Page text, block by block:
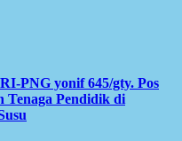
PNG yonif 645/gty. Pos
Tenaga Pendidik di